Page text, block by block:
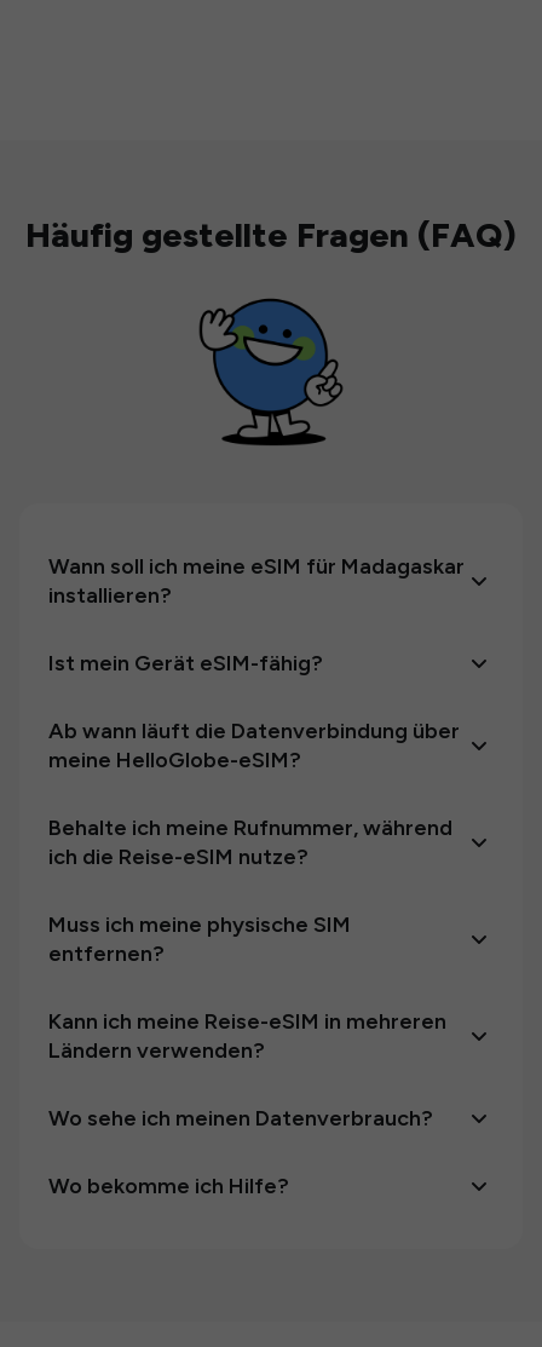
Häufig gestellte Fragen (FAQ)
Wann soll ich meine eSIM für Madagaskar
installieren?
Ist mein Gerät eSIM-fähig?
Ab wann läuft die Datenverbindung über
meine HelloGlobe-eSIM?
Behalte ich meine Rufnummer, während
ich die Reise-eSIM nutze?
Muss ich meine physische SIM
entfernen?
Kann ich meine Reise-eSIM in mehreren
Ländern verwenden?
Wo sehe ich meinen Datenverbrauch?
Wo bekomme ich Hilfe?